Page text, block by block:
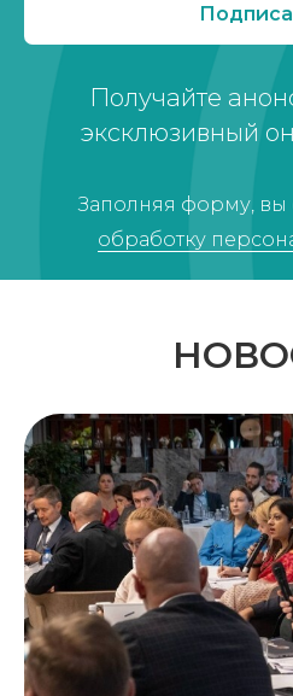
Получайте
эксклюзивный
Заполняя форму, вы
обработку